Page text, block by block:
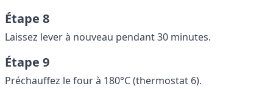
Étape 8
Laissez lever à nouveau pendant 30 minutes.
Étape 9
Préchauffez le four à 180°C (thermostat 6).